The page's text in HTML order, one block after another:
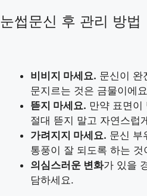
눈썹문신 후 관리 방법
비비지 마세요. 문신이 완
문지르는 것은 금물이에
뜯지 마세요. 만약 표면이
절대 뜯지 말고 자연스럽
가려지지 마세요. 문신 부
통풍이 잘 되도록 하는 것
의심스러운 변화가 있을
담하세요.